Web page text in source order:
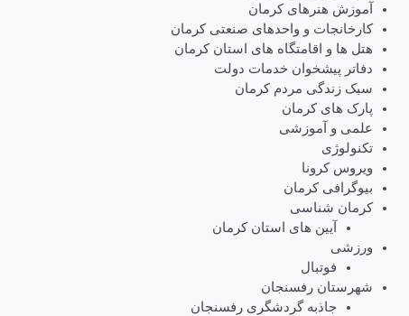
آموزش هنرهای کرمان
کارخانجات و واحدهای صنعتی کرمان
هتل ها و اقامتگاه های استان کرمان
دفاتر پیشخوان خدمات دولت
سبک زندگی مردم کرمان
پارک های کرمان
علمی و آموزشی
تکنولوژی
ویروس کرونا
بیوگرافی کرمان
کرمان شناسی
آیین های استان کرمان
ورزشی
فوتبال
شهرستان رفسنجان
جاذبه گردشگری رفسنجان